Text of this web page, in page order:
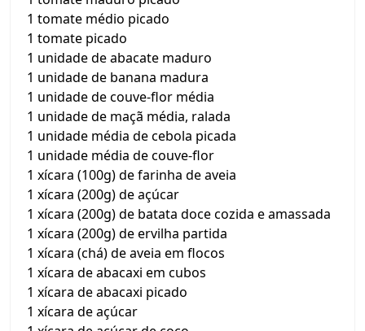
1 tomate médio picado
1 tomate picado
1 unidade de abacate maduro
1 unidade de banana madura
1 unidade de couve-flor média
1 unidade de maçã média, ralada
1 unidade média de cebola picada
1 unidade média de couve-flor
1 xícara (100g) de farinha de aveia
1 xícara (200g) de açúcar
1 xícara (200g) de batata doce cozida e amassada
1 xícara (200g) de ervilha partida
1 xícara (chá) de aveia em flocos
1 xícara de abacaxi em cubos
1 xícara de abacaxi picado
1 xícara de açúcar